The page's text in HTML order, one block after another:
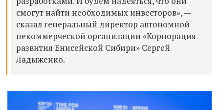
смогут найти необходимых инвесторов», —
сказал генеральный директор автономной
некоммерческой организации «Корпорация
развития Енисейской Сибири» Сергей
Ладыженко.